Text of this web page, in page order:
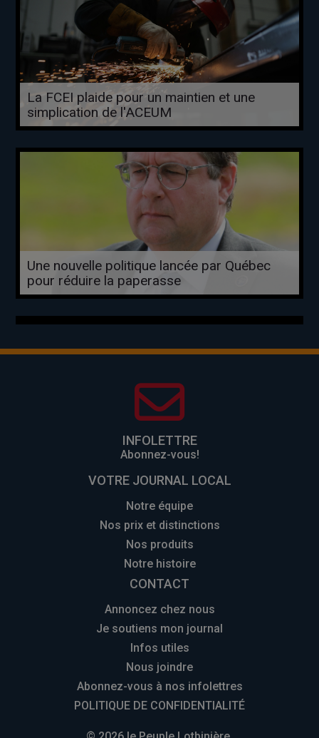
La FCEI plaide pour un maintien et une
simplication de l'ACEUM
Une nouvelle politique lancée par Québec
pour réduire la paperasse
INFOLETTRE
Abonnez-vous!
VOTRE JOURNAL LOCAL
Notre équipe
Nos prix et distinctions
Nos produits
Notre histoire
CONTACT
Annoncez chez nous
Je soutiens mon journal
Infos utiles
Nous joindre
Abonnez-vous à nos infolettres
POLITIQUE DE CONFIDENTIALITÉ